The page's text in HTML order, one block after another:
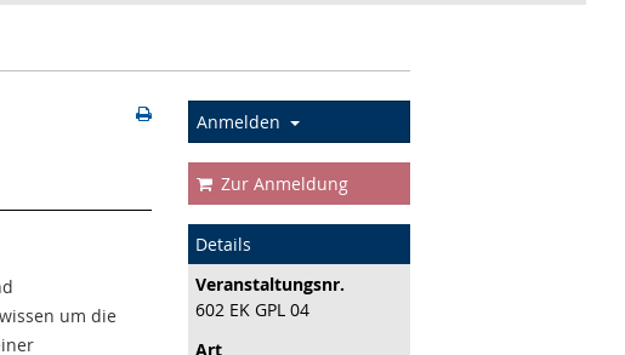
um die
Anmelden
Zur Anmeldung
Details
Veranstaltungs­nr.
602 EK GPL 04
Art